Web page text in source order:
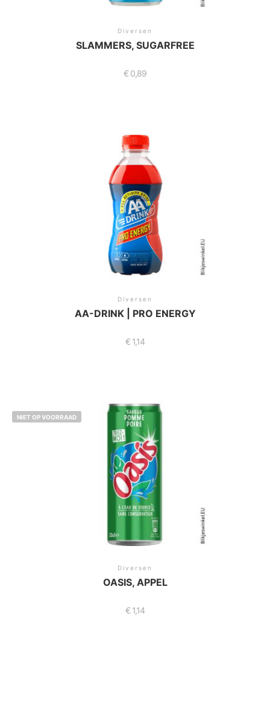
Diversen
SLAMMERS, SUGARFREE
€ 0,89
Diversen
AA-DRINK | PRO ENERGY
€ 1,14
NIET OP VOORRAAD
Diversen
OASIS, APPEL
€ 1,14